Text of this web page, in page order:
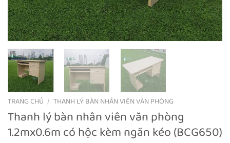
TRANG CHỦ / THANH LÝ BÀN NHÂN VIÊN VĂN PHÒNG
Thanh lý bàn nhân viên văn phòng
1.2mx0.6m có hộc kèm ngăn kéo (BCG650)